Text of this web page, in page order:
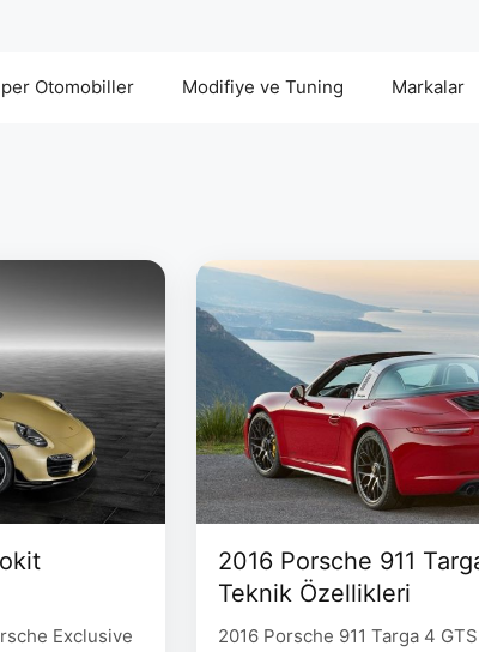
Otomobiller Modifiye ve Tuning Markalar
Exclusive
2016 Porsche 911
Teknik Özellikleri
2016 Porsche 911 Targa 4